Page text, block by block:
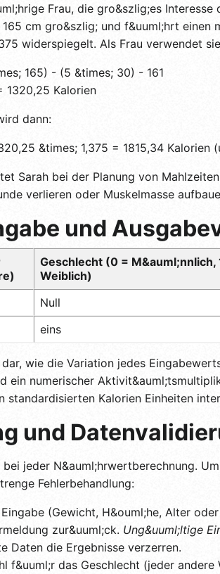
Frau, die gro&szlig;es
cm gro&szlig; und f&uuml;hrt einen
widerspiegelt. Als Frau verwendet
165) - (5 &times; 30) - 161
1320,25 Kalorien
dann:
&times; 1,375 = 1815,34 Kalorien
Sarah bei der Planung von
verlieren oder Muskelmasse
und
Geschlecht (0 = M&auml;nnlich,
Weiblich)
Null
eins
wie die Variation jedes
ein numerischer
standardisierten Kalorien Einheiten
und
jeder N&auml;hrwertberechnung.
Fehlerbehandlung:
(Gewicht, H&ouml;he, Alter
zur&uuml;ck. Ung&uuml;ltige
Daten die Ergebnisse verzerren.
f&uuml;r das Geschlecht (jeder